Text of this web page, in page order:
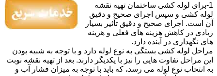
1-برای لوله کشی ساختمان تهیه نقشه
لوله کشی و سپس اجرای صحیح و دقیق
آن است. اجرای صحیح و دقیق تأثیر بسیار
زیادی در کاهش هزینه های فعلی و هزینه
های نگهداری در آینده دارد.
مراحل لوله کشی بستگی به نوع لوله دارد و با توجه به شبیه بودن
این مراحل تفاوت هایی را نیز با یکدیگر دارند. بعد از تهیه نقشه نوبت
به انتخاب نوع لوله می رسد، که باید با توجه به میزان فشار آب و